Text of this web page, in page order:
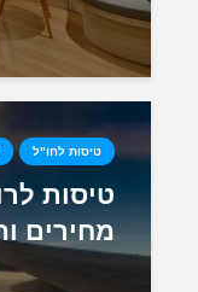
טיסות לחו"ל
טיסות
מחירים